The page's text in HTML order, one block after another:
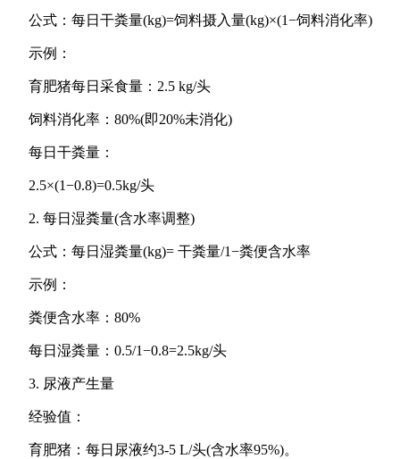
公式：每日干粪量(kg)=饲料摄入量(kg)×(1−饲料消化率)
示例：
育肥猪每日采食量：2.5 kg/头
饲料消化率：80%(即20%未消化)
每日干粪量：
2.5×(1−0.8)=0.5kg/头
2. 每日湿粪量(含水率调整)
公式：每日湿粪量(kg)= 干粪量/1−粪便含水率
​示例：
粪便含水率：80%
每日湿粪量：0.5/1−0.8=2.5kg/头
3. 尿液产生量
经验值：
育肥猪：每日尿液约3-5 L/头(含水率95%)。